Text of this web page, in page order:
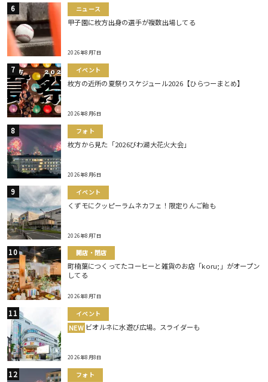
ニュース
甲子園に枚方出身の選手が複数出場してる
2026年8月7日
イベント
枚方の近所の夏祭りスケジュール2026【ひらつーまとめ】
2026年8月6日
フォト
枚方から見た「2026びわ湖大花火大会」
2026年8月6日
イベント
くずモにクッピーラムネカフェ！限定りんご飴も
2026年8月7日
開店・閉店
町楠葉につくってたコーヒーと雑貨のお店「koru;」がオープン
してる
2026年8月7日
イベント
NEW ビオルネに水遊び広場。スライダーも
2026年8月8日
フォト